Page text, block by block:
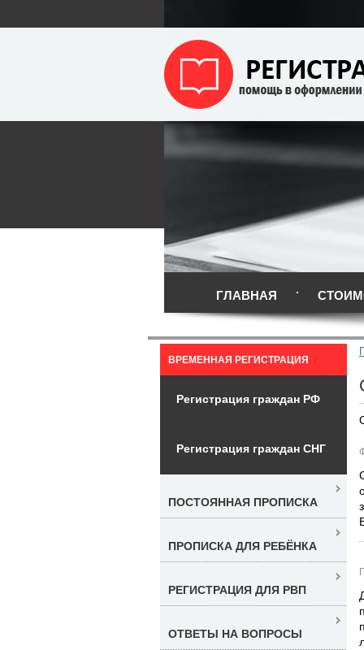
ГЛАВНАЯ
ВРЕМЕННАЯ РЕГИСТРАЦИЯ
Регистрация граждан РФ
Регистрация граждан СНГ
ПОСТОЯННАЯ ПРОПИСКА
ПРОПИСКА ДЛЯ РЕБЁНКА
РЕГИСТРАЦИЯ ДЛЯ РВП
ОТВЕТЫ НА ВОПРОСЫ